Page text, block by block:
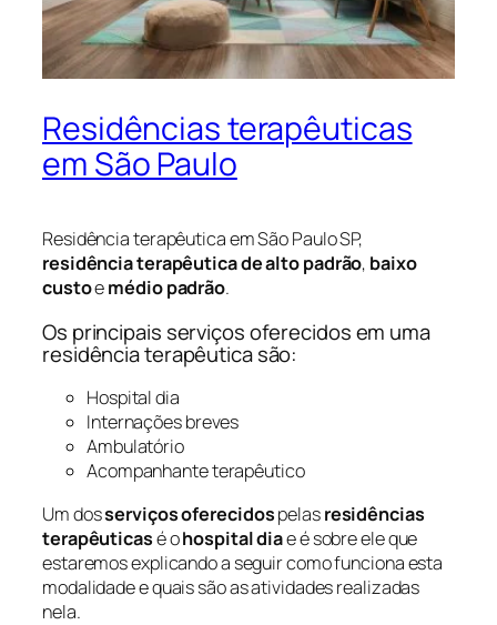
Residências terapêuticas
em São Paulo
Residência terapêutica em São Paulo SP,
residência terapêuticade alto padrão, baixo
custoemédio padrão.
Os principais serviços oferecidos em uma
residência terapêutica são:
Hospital dia
Internações breves
Ambulatório
Acompanhante terapêutico
Um dosserviços oferecidospelasresidências
terapêuticasé ohospital diae é sobre ele que
estaremos explicando a seguir como funciona esta
modalidade e quais são as atividades realizadas
nela.